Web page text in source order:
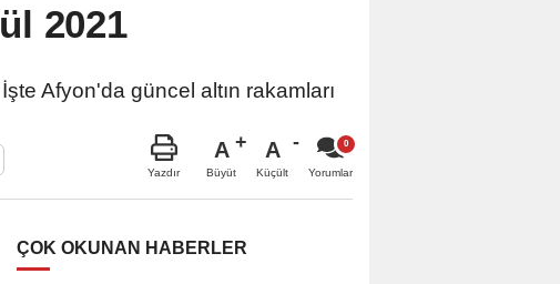
2021
Afyon'da güncel altın rakamları
Yazdır
A
Büyüt
A
Küçült Yorumlar
ÇOK OKUNAN HABERLER